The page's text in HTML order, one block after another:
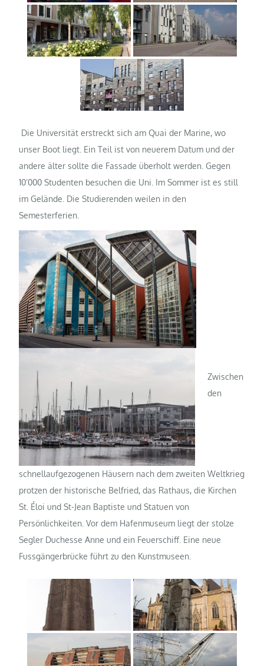
Die Universität erstreckt sich am Quai der Marine, wo
unser Boot liegt. Ein Teil ist von neuerem Datum und der
andere älter sollte die Fassade überholt werden. Gegen
10’000 Studenten besuchen die Uni. Im Sommer ist es still
im Gelände. Die Studierenden weilen in den
Semesterferien.
Zwischen
den
schnellaufgezogenen Häusern nach dem zweiten Weltkrieg
protzen der historische Belfried, das Rathaus, die Kirchen
St. Éloi und St-Jean Baptiste und Statuen von
Persönlichkeiten. Vor dem Hafenmuseum liegt der stolze
Segler Duchesse Anne und ein Feuerschiff. Eine neue
Fussgängerbrücke führt zu den Kunstmuseen.